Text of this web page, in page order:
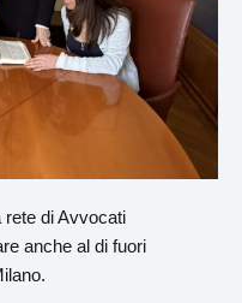
rete di Avvocati
anche al di fuori